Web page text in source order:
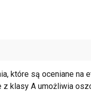
które są oceniane na
z klasy A umożliwia